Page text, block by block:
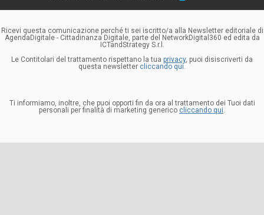
Ricevi questa comunicazione perché ti sei iscritto/a alla Newsletter editoriale di
AgendaDigitale - Cittadinanza Digitale, parte del NetworkDigital360 ed edita da
ICTandStrategy S.r.l.
Le Contitolari del trattamento rispettano la tua privacy, puoi disiscriverti da
questa newsletter cliccando qui.
Ti informiamo, inoltre, che puoi opporti fin da ora al trattamento dei Tuoi dati
personali per finalità di marketing generico cliccando qui.